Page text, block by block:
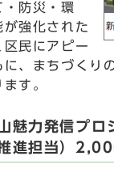
・防災・環
強化された
民にアピー
に、まちづくり
す。
力発信プロ
進担当）